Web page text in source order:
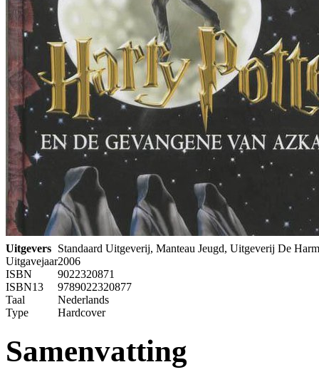
Uitgevers Standaard Uitgeverij, Manteau Jeugd, Uitgeverij De
Uitgavejaar2006
ISBN
9022320871
ISBN13
9789022320877
Taal
Nederlands
Type
Hardcover
Samenvatting